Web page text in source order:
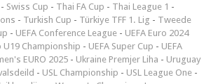
- Swiss Cup - Thai FA Cup - Thai League 1 -
- Turkish Cup - Türkiye TFF 1. Lig - Tweede
- UEFA Conference League - UEFA Euro 2024
U19 Championship - UEFA Super Cup - UEFA
EURO 2025 - Ukraine Premjer Liha - Uruguay
- USL Championship - USL League One -